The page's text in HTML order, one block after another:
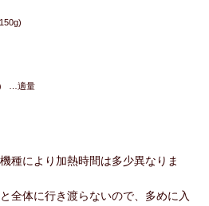
…適量
種により加熱時間は多少異なりま
全体に行き渡らないので、多めに入